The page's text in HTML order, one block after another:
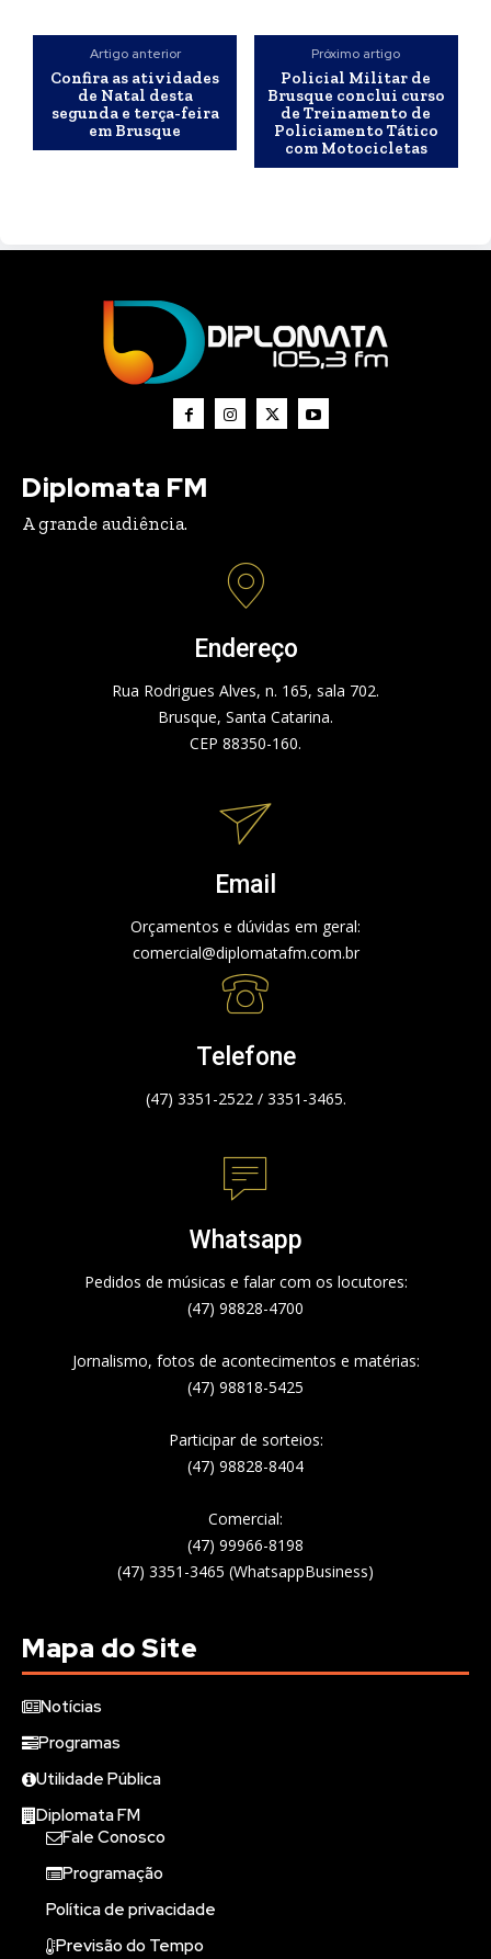
Artigo anterior
Confira as atividades
de Natal desta
segunda e terça-feira
em Brusque
Próximo artigo
Policial Militar de
Brusque conclui curso
de Treinamento de
Policiamento Tático
com Motocicletas
Diplomata FM
A grande audiência.
Endereço
Rua Rodrigues Alves, n. 165, sala 702.
Brusque, Santa Catarina.
CEP 88350-160.
Email
Orçamentos e dúvidas em geral:
comercial@diplomatafm.com.br
Telefone
(47) 3351-2522 / 3351-3465.
Whatsapp
Pedidos de músicas e falar com os locutores:
(47) 98828-4700
Jornalismo, fotos de acontecimentos e matérias:
(47) 98818-5425
Participar de sorteios:
(47) 98828-8404
Comercial:
(47) 99966-8198
(47) 3351-3465 (WhatsappBusiness)
Mapa do Site
Notícias
Programas
Utilidade Pública
Diplomata FM
Fale Conosco
Programação
Política de privacidade
Previsão do Tempo